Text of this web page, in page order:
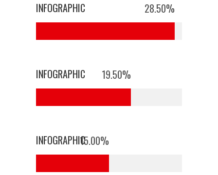
INFOGRAPHIC 28.50%
INFOGRAPHIC 19.50%
INFOGRAPHIC15.00%
0